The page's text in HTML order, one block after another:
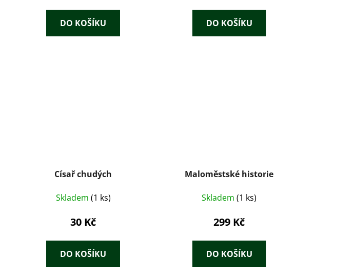
DO KOŠÍKU DO KOŠÍKU
Císař chudých
Skladem (1 ks)
30 Kč
DO KOŠÍKU
Maloměstské historie
Skladem(1 ks)
299 Kč
DO KOŠÍKU